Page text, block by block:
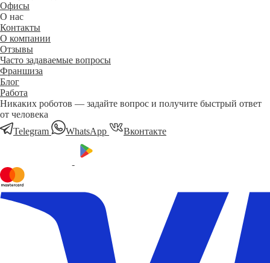
Офисы
О нас
Контакты
О компании
Отзывы
Часто задаваемые вопросы
Франшиза
Блог
Работа
Никаких роботов — задайте вопрос и получите быстрый ответ
от человека
Telegram
WhatsApp Вконтакте